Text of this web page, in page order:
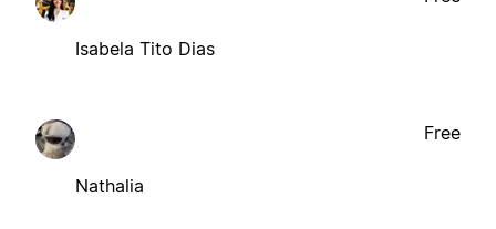
Isabela Tito Dias
Nathalia
Free